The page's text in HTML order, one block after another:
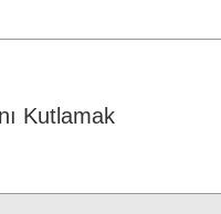
Kutlamak